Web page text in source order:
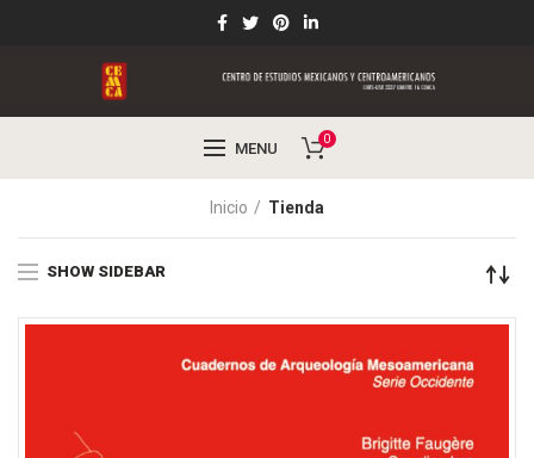
MENU 0
Inicio Tienda
SHOW SIDEBAR